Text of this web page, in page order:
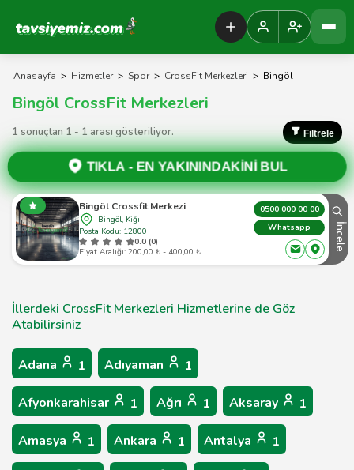
Tavsiyemiz Anasayfa
Anasayfa > Hizmetler > Spor > CrossFit Merkezleri > Bingöl
Bingöl CrossFit Merkezleri
1 sonuçtan 1 - 1 arası gösteriliyor. Filtrele
TIKLA - EN YAKININDAKİNİ BUL
Bingöl Crossfit Merkezi
Bingöl, Kiğı
Posta Kodu: 12800
0.0 (0)
Fiyat Aralığı: 200,00 ₺ - 400,00 ₺
0500 000 00 00
Whatsapp
İncele
İllerdeki CrossFit Merkezleri Hizmetlerine de Göz
Atabilirsiniz
Adana 1 Adıyaman 1
Afyonkarahisar 1 Ağrı 1 Aksaray 1
Amasya 1 Ankara 1 Antalya 1